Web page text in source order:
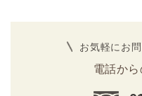
お気軽にお
電話か